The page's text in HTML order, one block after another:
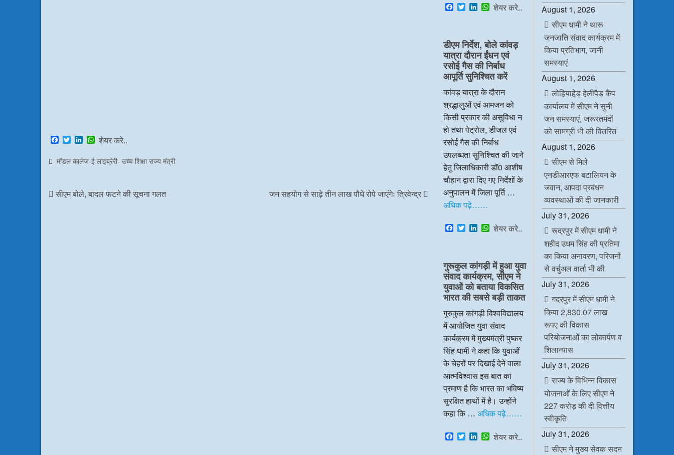
F
a
c
e
o
k
T
w
t
L
k
n
W
p
शेयर करे..
मॉडल कालेज-ई लाइब्रेरी- उच्च शिक्षा राज्य मंत्री
सीएम बोले, बादल फटने की सूचना गलत जन सहयोग से साढ़े तीन लाख पौधे रोपे जाएंगेः त्रिवेन्द्र
F
a
o
o
k
T
w
t
e
r
L
i
d
I
n
W
h
s
A
p
p
शेयर करे..
डीएम निर्देश, बोले कांवड़
यात्रा दौरान ईंधन एवं
रसोई गैस की निर्बाध
आपूर्ति सुनिश्चित करें
कांवड़ यात्रा के दौरान
श्रद्धालुओं एवं आमजन को
किसी प्रकार की असुविधा न
हो तथा पेट्रोल, डीजल एवं
रसोई गैस की निर्बाध
उपलब्धता सुनिश्चित की जाने
हेतु जिलाधिकारी डॉ0 आशीष
चौहान द्वारा दिए गए निर्देशों के
अनुपालन में जिला पूर्ति …
अधिक पढ़े……
F
a
o
o
k
T
w
e
r
L
i
e
d
I
n
W
h
s
A
p
p
शेयर करे..
गुरूकुल कांगड़ी में हुआ युवा
संवाद कार्यक्रम, सीएम ने
युवाओं को बताया विकसित
भारत की सबसे बड़ी ताकत
गुरुकुल कांगड़ी विश्वविद्यालय
में आयोजित युवा संवाद
कार्यक्रम में मुख्यमंत्री पुष्कर
सिंह धामी ने कहा कि युवाओं
के चेहरों पर दिखाई देने वाला
आत्मविश्वास इस बात का
प्रमाण है कि भारत का भविष्य
सुरक्षित हाथों में है। उन्होंने
कहा कि … अधिक पढ़े……
F
a
T
w
L
i
W
h
शेयर करे..
August 1, 2026
सीएम धामी ने थारू
जनजाति संवाद कार्यक्रम में
किया प्रतिभाग, जानी
समस्याएं
August 1, 2026
लोहियाहेड हेलीपैड कैंप
कार्यालय में सीएम ने सुनी
जन समस्याएं, जरूरतमंदों
को सामग्री भी की वितरित
August 1, 2026
सीएम से मिले
एनडीआरएफ बटालियन के
जवान, आपदा प्रबंधन
व्यवस्थाओं की दी जानकारी
July 31, 2026
रूद्रपुर में सीएम धामी ने
शहीद उधम सिंह की प्रतिमा
का किया अनावरण, परिजनों
से वर्चुअल वार्ता भी की
July 31, 2026
गदरपुर में सीएम धामी ने
किया 2,830.07 लाख
रूपए की विकास
परियोजनाओं का लोकार्पण व
शिलान्यास
July 31, 2026
राज्य के विभिन्न विकास
योजनाओं के लिए सीएम ने
227 करोड़ की दी वित्तीय
स्वीकृति
July 31, 2026
सीएम ने मुख्य सेवक सदन